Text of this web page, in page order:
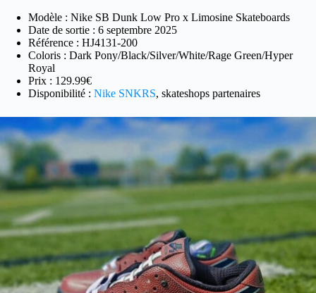
Modèle : Nike SB Dunk Low Pro x Limosine Skateboards
Date de sortie : 6 septembre 2025
Référence : HJ4131-200
Coloris : Dark Pony/Black/Silver/White/Rage Green/Hyper
Royal
Prix : 129.99€
Disponibilité : Nike SNKRS, skateshops partenaires